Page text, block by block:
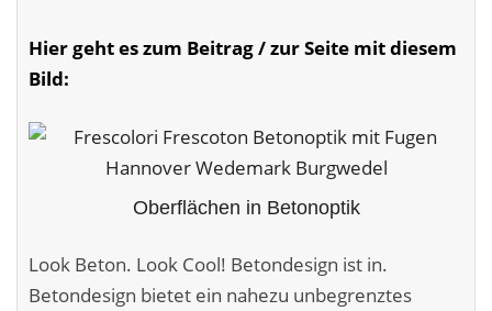
Kalkkind-Fachbetrieb – Sumpfkalk-Oberflächen
Malerarbeiten
Rostoptik
Hier geht es zum Beitrag / zur Seite mit diesem
Bild:
Oberflächen in Betonoptik
Look Beton. Look Cool! Betondesign ist in.
Betondesign bietet ein nahezu unbegrenztes